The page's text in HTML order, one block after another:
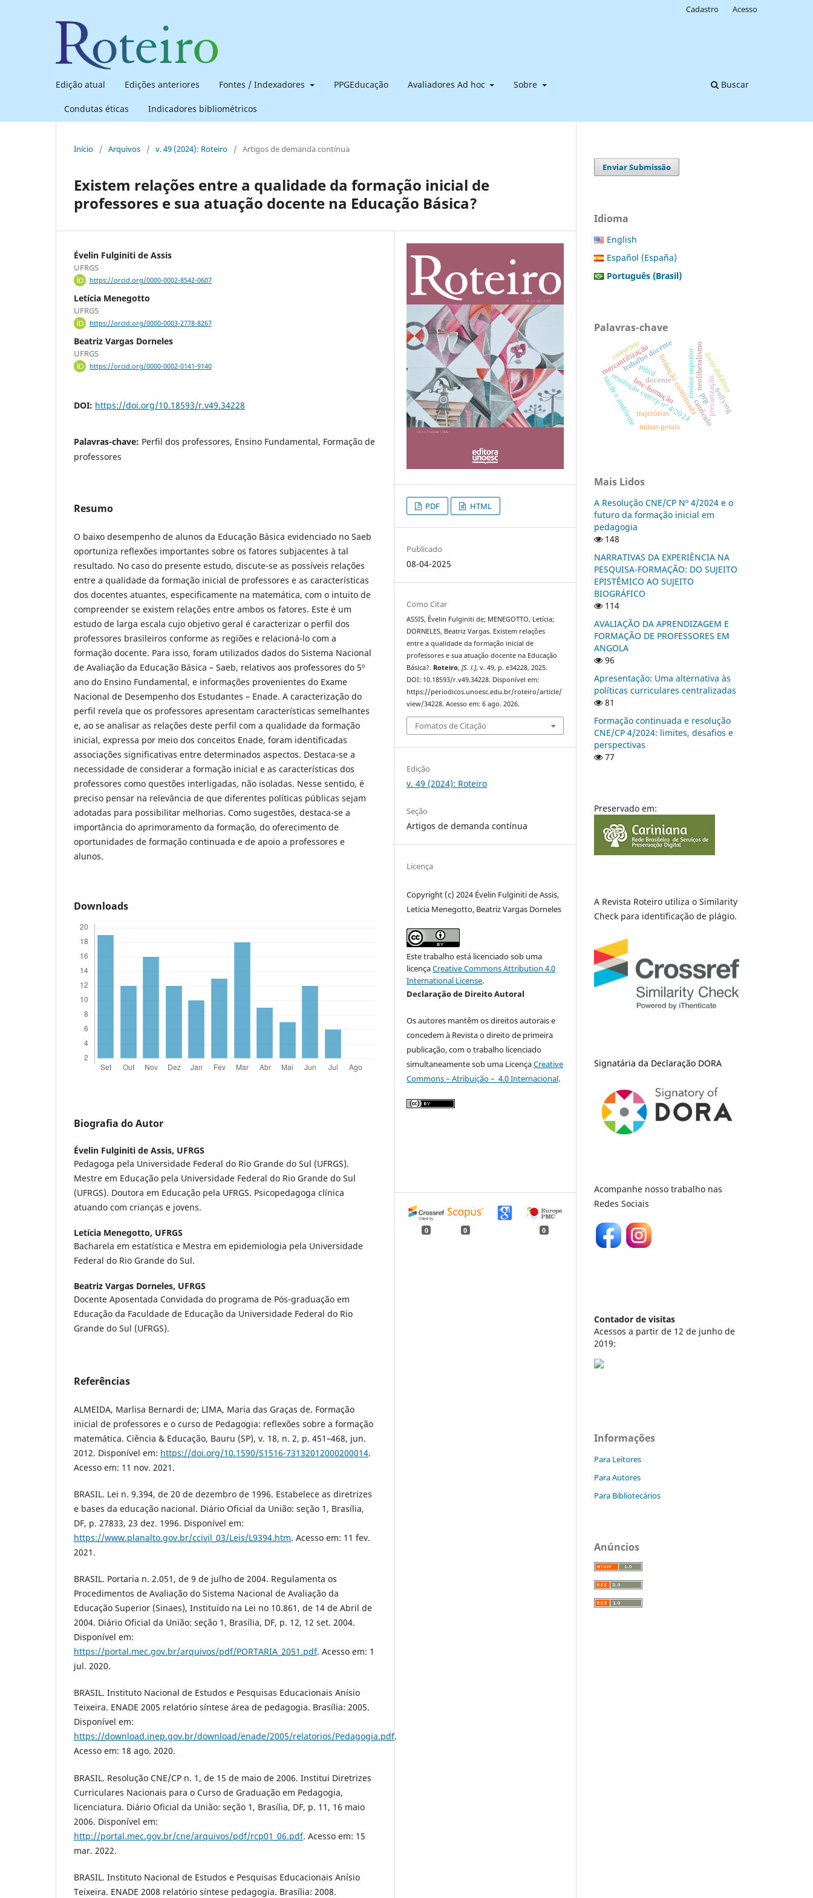
Edição atual Edições anteriores Fontes / Indexadores PPGEducação Avaliadores Ad hoc Sobre
Condutas éticas Indicadores bibliométricos
Buscar
Cadastro Acesso
Início / Arquivos / v. 49 (2024): Roteiro / Artigos de demanda contínua
Existem relações entre a qualidade da formação inicial de
professores e sua atuação docente na Educação Básica?
Évelin Fulginiti de Assis
UFRGS
https://orcid.org/0000-0002-8542-0607
Letícia Menegotto
UFRGS
https://orcid.org/0000-0003-2778-8267
Beatriz Vargas Dorneles
UFRGS
https://orcid.org/0000-0002-0141-9140
DOI: https://doi.org/10.18593/r.v49.34228
Palavras-chave: Perfil dos professores, Ensino Fundamental, Formação de
professores
Resumo
O baixo desempenho de alunos da Educação Básica evidenciado no Saeb
oportuniza reflexões importantes sobre os fatores subjacentes à tal
resultado. No caso do presente estudo, discute-se as possíveis relações
entre a qualidade da formação inicial de professores e as características
dos docentes atuantes, especificamente na matemática, com o intuito de
compreender se existem relações entre ambos os fatores. Este é um
estudo de larga escala cujo objetivo geral é caracterizar o perfil dos
professores brasileiros conforme as regiões e relacioná-lo com a
formação docente. Para isso, foram utilizados dados do Sistema Nacional
de Avaliação da Educação Básica – Saeb, relativos aos professores do 5º
ano do Ensino Fundamental, e informações provenientes do Exame
Nacional de Desempenho dos Estudantes – Enade. A caracterização do
perfil revela que os professores apresentam características semelhantes
e, ao se analisar as relações deste perfil com a qualidade da formação
inicial, expressa por meio dos conceitos Enade, foram identificadas
associações significativas entre determinados aspectos. Destaca-se a
necessidade de considerar a formação inicial e as características dos
professores como questões interligadas, não isoladas. Nesse sentido, é
preciso pensar na relevância de que diferentes políticas públicas sejam
adotadas para possibilitar melhorias. Como sugestões, destaca-se a
importância do aprimoramento da formação, do oferecimento de
oportunidades de formação continuada e de apoio a professores e
alunos.
Downloads
Biografia do Autor
Évelin Fulginiti de Assis, UFRGS
Pedagoga pela Universidade Federal do Rio Grande do Sul (UFRGS).
Mestre em Educação pela Universidade Federal do Rio Grande do Sul
(UFRGS). Doutora em Educação pela UFRGS. Psicopedagoga clínica
atuando com crianças e jovens.
Letícia Menegotto, UFRGS
Bacharela em estatística e Mestra em epidemiologia pela Universidade
Federal do Rio Grande do Sul.
Beatriz Vargas Dorneles, UFRGS
Docente Aposentada Convidada do programa de Pós-graduação em
Educação da Faculdade de Educação da Universidade Federal do Rio
Grande do Sul (UFRGS).
Referências
ALMEIDA, Marlisa Bernardi de; LIMA, Maria das Graças de. Formação
inicial de professores e o curso de Pedagogia: reflexões sobre a formação
matemática. Ciência & Educação, Bauru (SP), v. 18, n. 2, p. 451–468, jun.
2012. Disponível em: https://doi.org/10.1590/S1516-73132012000200014.
Acesso em: 11 nov. 2021.
BRASIL. Lei n. 9.394, de 20 de dezembro de 1996. Estabelece as diretrizes
e bases da educação nacional. Diário Oficial da União: seção 1, Brasília,
DF, p. 27833, 23 dez. 1996. Disponível em:
https://www.planalto.gov.br/ccivil_03/Leis/L9394.htm. Acesso em: 11 fev.
2021.
BRASIL. Portaria n. 2.051, de 9 de julho de 2004. Regulamenta os
Procedimentos de Avaliação do Sistema Nacional de Avaliação da
Educação Superior (Sinaes), Instituído na Lei no 10.861, de 14 de Abril de
2004. Diário Oficial da União: seção 1, Brasília, DF, p. 12, 12 set. 2004.
Disponível em:
https://portal.mec.gov.br/arquivos/pdf/PORTARIA_2051.pdf. Acesso em: 1
jul. 2020.
BRASIL. Instituto Nacional de Estudos e Pesquisas Educacionais Anísio
Teixeira. ENADE 2005 relatório síntese área de pedagogia. Brasília: 2005.
Disponível em:
https://download.inep.gov.br/download/enade/2005/relatorios/Pedagogia.pdf.
Acesso em: 18 ago. 2020.
BRASIL. Resolução CNE/CP n. 1, de 15 de maio de 2006. Institui Diretrizes
Curriculares Nacionais para o Curso de Graduação em Pedagogia,
licenciatura. Diário Oficial da União: seção 1, Brasília, DF, p. 11, 16 maio
2006. Disponível em:
http://portal.mec.gov.br/cne/arquivos/pdf/rcp01_06.pdf. Acesso em: 15
mar. 2022.
BRASIL. Instituto Nacional de Estudos e Pesquisas Educacionais Anísio
Teixeira. ENADE 2008 relatório síntese pedagogia. Brasília: 2008.
PDF HTML
Publicado
08-04-2025
Como Citar
ASSIS, Évelin Fulginiti de; MENEGOTTO, Letícia;
DORNELES, Beatriz Vargas. Existem relações
entre a qualidade da formação inicial de
professores e sua atuação docente na Educação
Básica?. Roteiro,[S. l.], v. 49, p. e34228, 2025.
DOI: 10.18593/r.v49.34228. Disponível em:
https://periodicos.unoesc.edu.br/roteiro/article/
view/34228. Acesso em: 6 ago. 2026.
Fomatos de Citação
Edição
v. 49 (2024): Roteiro
Seção
Artigos de demanda contínua
Licença
Copyright (c) 2024 Évelin Fulginiti de Assis,
Letícia Menegotto, Beatriz Vargas Dorneles
Este trabalho está licenciado sob uma
licençaCreative Commons Attribution 4.0
International License.
Declaração de Direito Autoral
Os autores mantêm os direitos autorais e
concedem à Revista o direito de primeira
publicação, com o trabalho licenciado
simultaneamente sob uma LicençaCreative
Commons – Atribuição – 4.0 Internacional.
0 0 0
Enviar Submissão
Idioma
English
Español (España)
Português (Brasil)
Palavras-chave
formação continuada
resolução cne/cp nº 4/2024
docente
currículo
ensino superior
mercantilização neoliberalismo
precarização
trabalho docente
saúde e ambiente
livro didático
bullying
minas gerais
prp
trajetórias
bnc-formação
pibid
consenso
Mais Lidos
A Resolução CNE/CP Nº 4/2024 e o
futuro da formação inicial em
pedagogia
148
NARRATIVAS DA EXPERIÊNCIA NA
PESQUISA-FORMAÇÃO: DO SUJEITO
EPISTÊMICO AO SUJEITO
BIOGRÁFICO
114
AVALIAÇÃO DA APRENDIZAGEM E
FORMAÇÃO DE PROFESSORES EM
ANGOLA
96
Apresentação: Uma alternativa às
políticas curriculares centralizadas
81
Formação continuada e resolução
CNE/CP 4/2024: limites, desafios e
perspectivas
77
Preservado em:
A Revista Roteiro utiliza o Similarity
Check para identificação de plágio.
Signatária da Declaração DORA
Acompanhe nosso trabalho nas
Redes Sociais
Contador de visitas
Acessos a partir de 12 de junho de
2019:
Informações
Para Leitores
Para Autores
Para Bibliotecários
Anúncios